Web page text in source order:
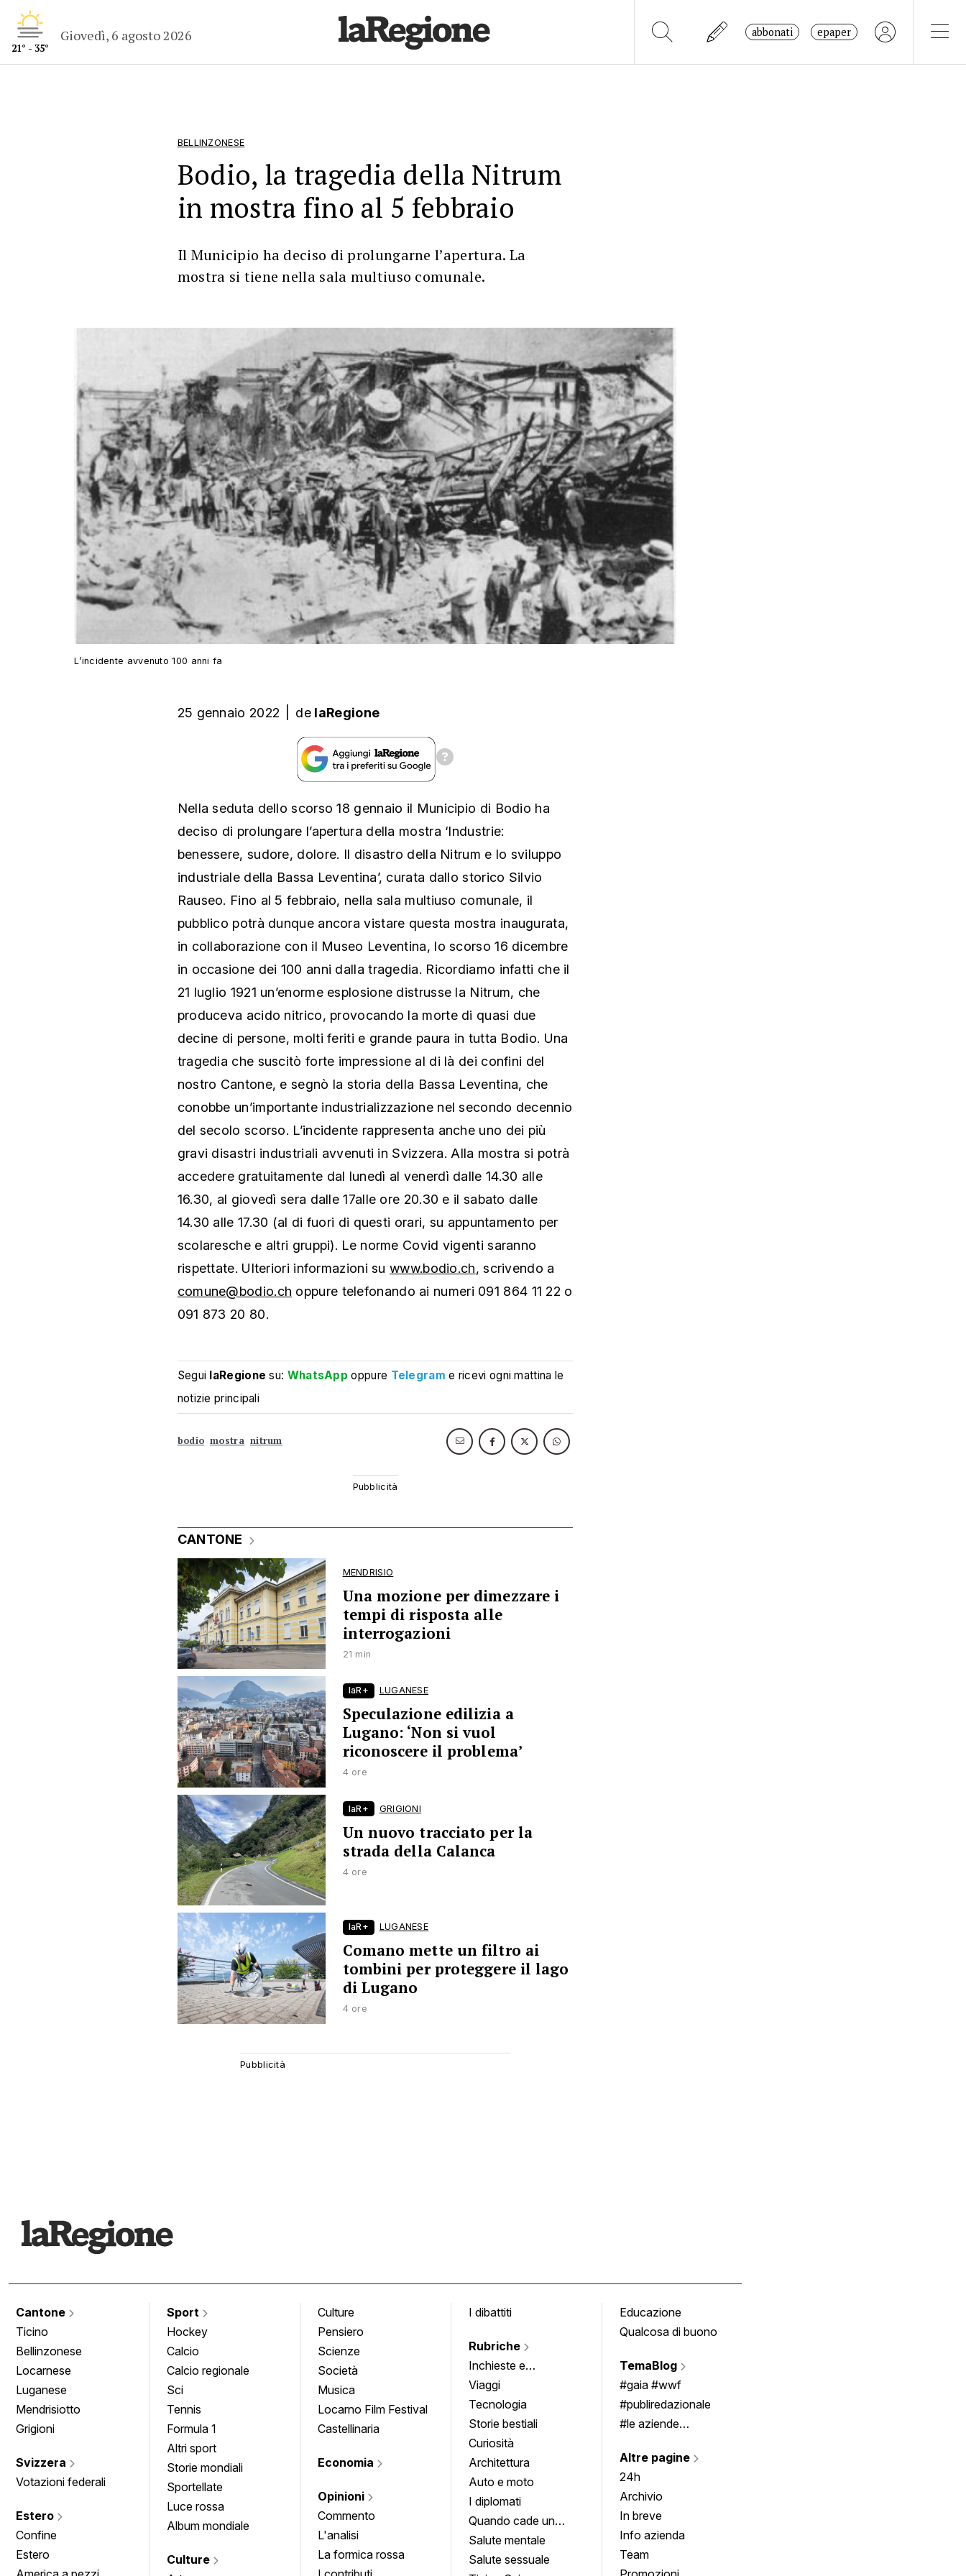
21° - 35°
Giovedì, 6 agosto 2026 abbonati epaper
BELLINZONESE
Bodio, la tragedia della Nitrum
in mostra fino al 5 febbraio
Il Municipio ha deciso di prolungarne l’apertura. La
mostra si tiene nella sala multiuso comunale.
L’incidente avvenuto 100 anni fa
25 gennaio 2022 de laRegione
Nella seduta dello scorso 18 gennaio il Municipio di Bodio ha
deciso di prolungare l’apertura della mostra ‘Industrie:
benessere, sudore, dolore. Il disastro della Nitrum e lo sviluppo
industriale della Bassa Leventina’, curata dallo storico Silvio
Rauseo. Fino al 5 febbraio, nella sala multiuso comunale, il
pubblico potrà dunque ancora vistare questa mostra inaugurata,
in collaborazione con il Museo Leventina, lo scorso 16 dicembre
in occasione dei 100 anni dalla tragedia. Ricordiamo infatti che il
21 luglio 1921 un’enorme esplosione distrusse la Nitrum, che
produceva acido nitrico, provocando la morte di quasi due
decine di persone, molti feriti e grande paura in tutta Bodio. Una
tragedia che suscitò forte impressione al di là dei confini del
nostro Cantone, e segnò la storia della Bassa Leventina, che
conobbe un’importante industrializzazione nel secondo decennio
del secolo scorso. L’incidente rappresenta anche uno dei più
gravi disastri industriali avvenuti in Svizzera. Alla mostra si potrà
accedere gratuitamente dal lunedì al venerdì dalle 14.30 alle
16.30, al giovedì sera dalle 17alle ore 20.30 e il sabato dalle
14.30 alle 17.30 (al di fuori di questi orari, su appuntamento per
scolaresche e altri gruppi). Le norme Covid vigenti saranno
rispettate. Ulteriori informazioni suwww.bodio.ch, scrivendo a
comune@bodio.ch oppure telefonando ai numeri 091 864 11 22 o
091 873 20 80.
Segui laRegione su: WhatsApp oppure Telegram e ricevi ogni mattina le
notizie principali
bodio mostra nitrum
CANTONE
MENDRISIO
Una mozione per dimezzare i
tempi di risposta alle
interrogazioni
21 min
laR+ LUGANESE
Speculazione edilizia a
Lugano: ‘Non si vuol
riconoscere il problema’
4 ore
laR+ GRIGIONI
Un nuovo tracciato per la
strada della Calanca
4 ore
laR+ LUGANESE
Comano mette un filtro ai
tombini per proteggere il lago
di Lugano
4 ore
Cantone
Ticino
Bellinzonese
Locarnese
Luganese
Mendrisiotto
Grigioni
Svizzera
Votazioni federali
Estero
Confine
Estero
Sport
Hockey
Calcio
Calcio regionale
Sci
Tennis
Formula 1
Altri sport
Storie mondiali
Sportellate
Luce rossa
Album mondiale
Culture
Culture
Pensiero
Scienze
Società
Musica
Locarno Film Festival
Castellinaria
Economia
Opinioni
Commento
L'analisi
La formica rossa
I dibattiti
Rubriche
Inchieste e
approfondimenti
Viaggi
Tecnologia
Storie bestiali
Curiosità
Architettura
Auto e moto
I diplomati
Quando cade un
quadro
Salute mentale
Salute sessuale
Educazione
Qualcosa di buono
TemaBlog
#gaia #wwf
#publiredazionale
#le aziende
Altre pagine
24h
Archivio
In breve
Info azienda
Team